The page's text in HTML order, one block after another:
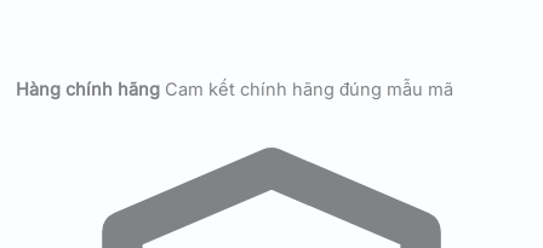
Hàng chính hãng Cam kết chính hãng đúng mẫu mã